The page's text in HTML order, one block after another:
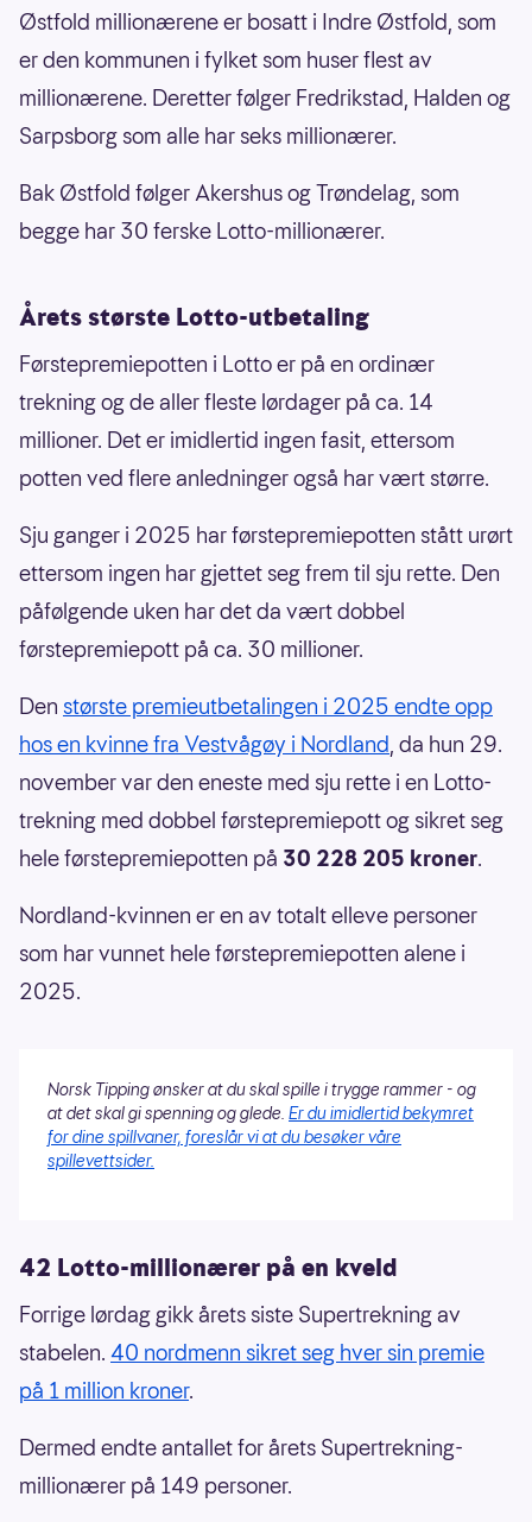
Østfold millionærene er bosatt i Indre Østfold, som
er den kommunen i fylket som huser flest av
millionærene. Deretter følger Fredrikstad, Halden og
Sarpsborg som alle har seks millionærer.
Bak Østfold følger Akershus og Trøndelag, som
begge har 30 ferske Lotto-millionærer.
Årets største Lotto-utbetaling
Førstepremiepotten i Lotto er på en ordinær
trekning og de aller fleste lørdager på ca. 14
millioner. Det er imidlertid ingen fasit, ettersom
potten ved flere anledninger også har vært større.
Sju ganger i 2025 har førstepremiepotten stått urørt
ettersom ingen har gjettet seg frem til sju rette. Den
påfølgende uken har det da vært dobbel
førstepremiepott på ca. 30 millioner.
Den største premieutbetalingen i 2025 endte opp
hos en kvinne fra Vestvågøy i Nordland, da hun 29.
november var den eneste med sju rette i en Lotto-
trekning med dobbel førstepremiepott og sikret seg
hele førstepremiepotten på 30 228 205 kroner.
Nordland-kvinnen er en av totalt elleve personer
som har vunnet hele førstepremiepotten alene i
2025.
Norsk Tipping ønsker at du skal spille i trygge rammer - og
at det skal gi spenning og glede. Er du imidlertid bekymret
for dine spillvaner, foreslår vi at du besøker våre
spillevettsider.
42 Lotto-millionærer på en kveld
Forrige lørdag gikk årets siste Supertrekning av
stabelen. 40 nordmenn sikret seg hver sin premie
på 1 million kroner.
Dermed endte antallet for årets Supertrekning-
millionærer på 149 personer.